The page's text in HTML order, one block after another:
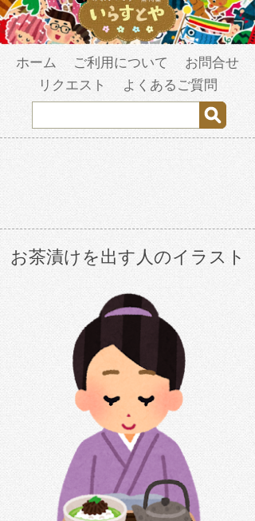
ホーム ご利用について
お問合せ
リクエスト
よくあるご質問
お茶漬けを出す人のイラスト